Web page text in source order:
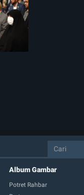
Album Gambar
Potret Rahbar